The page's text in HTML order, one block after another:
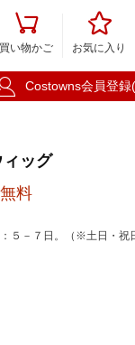

買い物かご

お気に入り
Costowns会員登録
ッグ
料
５－７日。（※土日・祝